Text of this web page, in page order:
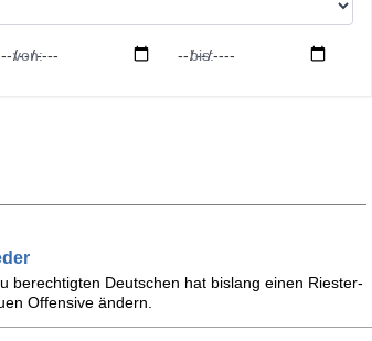
von: bis:
berechtigten Deutschen hat bislang einen Riester-
Offensive ändern.